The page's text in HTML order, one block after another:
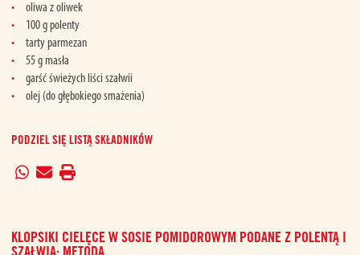
oliwa z oliwek
100 g polenty
tarty parmezan
55 g masła
garść świeżych liści szałwii
olej (do głębokiego smażenia)
PODZIEL SIĘ LISTĄ SKŁADNIKÓW
KLOPSIKI CIELĘCE W SOSIE POMIDOROWYM PODANE Z POLENTĄ I
SZAŁWIĄ: METODA